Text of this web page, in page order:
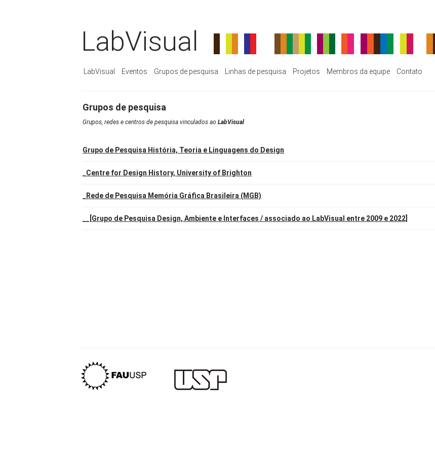
LabVisual
LabVisual Eventos Grupos de pesquisa Linhas de pesquisa Projetos Membros da equipe Contato
Grupos de pesquisa
Grupos, redes e centros de pesquisa vinculados ao LabVisual
Grupo de Pesquisa História, Teoria e Linguagens do Design
_Centre for Design History, University of Brighton
_Rede de Pesquisa Memória Gráfica Brasileira (MGB)
__[Grupo de Pesquisa Design, Ambiente e Interfaces / associado ao LabVisual entre 2009 e 2022]